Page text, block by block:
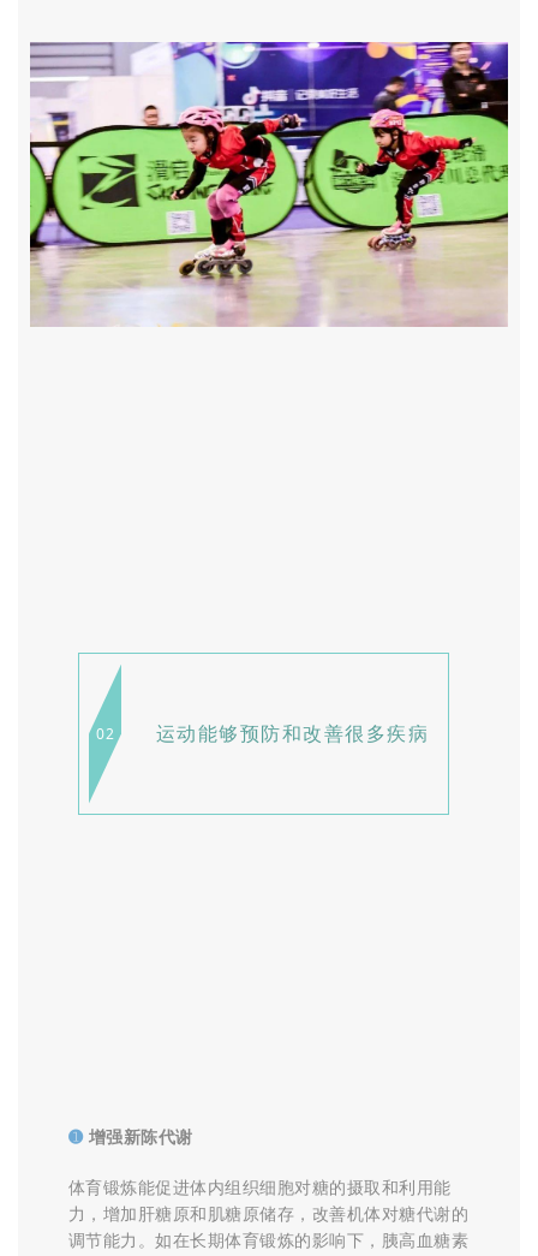
02 运动能够预防和改善很多疾病
➊增强新陈代谢
体育锻炼能促进体内组织细胞对糖的摄取和利用能
力，增加肝糖原和肌糖原储存，改善机体对糖代谢的
调节能力。如在长期体育锻炼的影响下，胰高血糖素